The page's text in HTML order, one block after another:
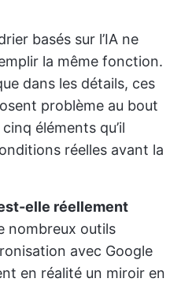
basés sur l’IA ne
la même fonction.
dans les détails, ces
problème au bout
éléments qu’il
réelles avant la
elle réellement
nombreux outils
avec Google
en réalité un miroir en